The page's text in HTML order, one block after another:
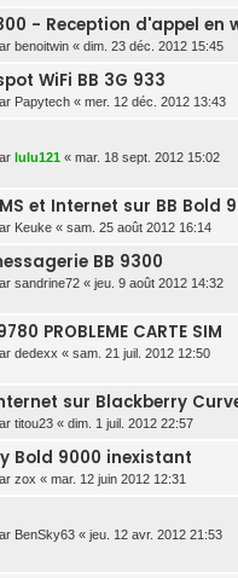
- Reception d'appel en
benoitwin « dim. 23 déc. 2012 15:45
WiFi BB 3G 933
Papytech « mer. 12 déc. 2012 13:43
lulu121 « mar. 18 sept. 2012 15:02
et Internet sur BB Bold
Keuke « sam. 25 août 2012 16:14
BB 9300
sandrine72 « jeu. 9 août 2012 14:32
PROBLEME CARTE SIM
dedexx « sam. 21 juil. 2012 12:50
sur Blackberry
titou23 « dim. 1 juil. 2012 22:57
Bold 9000 inexistant
zox « mar. 12 juin 2012 12:31
BenSky63 « jeu. 12 avr. 2012 21:53